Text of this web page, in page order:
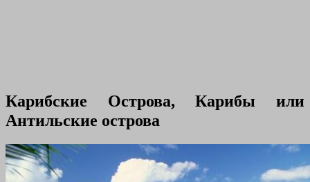
Карибские Острова, Карибы или
Антильские острова